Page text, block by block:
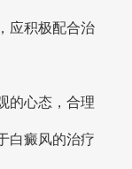
应积极配合治
的心态，合理
白癜风的治疗